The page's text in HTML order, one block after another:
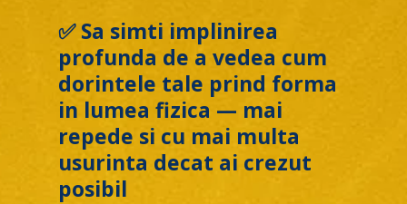
✅ Sa simti implinirea
profunda de a vedea cum
dorintele tale prind forma
in lumea fizica — mai
repede si cu mai multa
usurinta decat ai crezut
posibil